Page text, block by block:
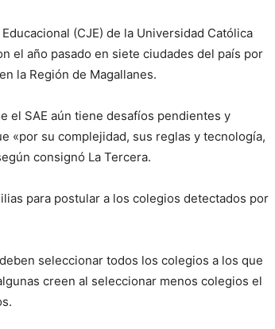
(CJE) de la Universidad Católica
el año pasado en siete ciudades del país por
la Región de Magallanes.
el SAE aún tiene desafíos pendientes y
«por su complejidad, sus reglas y tecnología,
consignó La Tercera.
para postular a los colegios detectados por
seleccionar todos los colegios a los que
creen al seleccionar menos colegios el